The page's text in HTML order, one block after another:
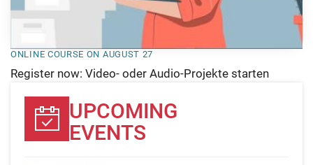
UPCOMING
EVENTS
ONLINE COURSE ON AUGUST 27
Register now: Video- oder Audio-Projekte starten